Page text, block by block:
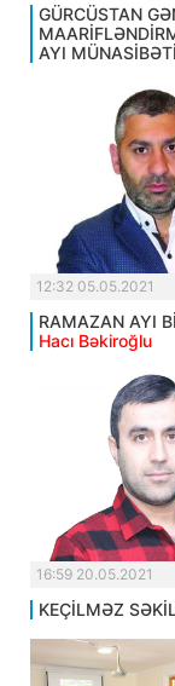
GÜRCÜSTAN
AYI
12:32 05.05.2021
RAMAZAN AYI
Hacı Bəkiroğlu
16:59 20.05.2021
KEÇİLMƏZ